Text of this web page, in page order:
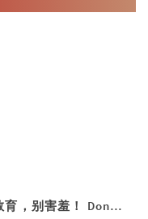
性教育，别害羞！ Don’t Be Shy: A Friendly Guide to Sex Education